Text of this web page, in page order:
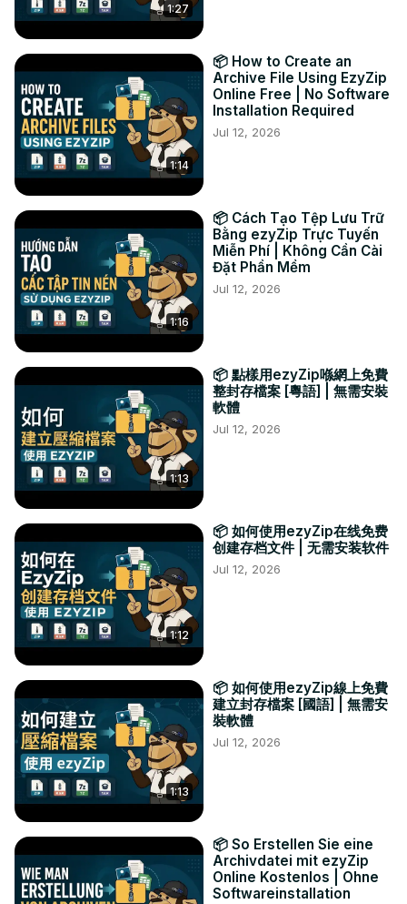
#jarをZIP #アーカイブ変換 #zipコンバーター #オンライン
コンバーター #ezyzip
お問い合わせ:
Twitter: https://twitter.com/ezyzip
Facebook:
https://www.facebook.com/ezyzip/
LinkedIn: https://www.linkedin.com/showcase/ezyzip/
Pinterest: https://www.pinterest.com.au/ezyzip/
1:27
1:14
📦 How to Create an
Archive File Using EzyZip
Online Free | No Software
Installation Required
Jul 12, 2026
1:16
📦 Cách Tạo Tệp Lưu Trữ
Bằng ezyZip Trực Tuyến
Miễn Phí | Không Cần Cài
Đặt Phần Mềm
Jul 12, 2026
1:13
📦 點樣用ezyZip喺網上免費
整封存檔案 [粵語] | 無需安裝
軟體
Jul 12, 2026
1:12
📦 如何使用ezyZip在线免费
创建存档文件 | 无需安装软件
Jul 12, 2026
1:13
📦 如何使用ezyZip線上免費
建立封存檔案 [國語] | 無需安
裝軟體
Jul 12, 2026
📦 So Erstellen Sie eine
Archivdatei mit ezyZip
Online Kostenlos | Ohne
Softwareinstallation